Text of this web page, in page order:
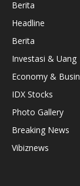
Berita
Headline
Berita
Investasi & Uang
Economy &
IDX Stocks
Photo Gallery
Breaking News
Vibiznews